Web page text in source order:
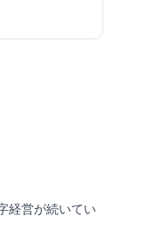
経営が続いてい